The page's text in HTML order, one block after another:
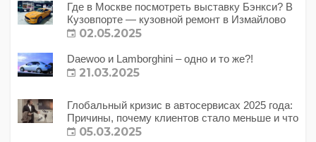
Где в Москве посмотреть выставку Бэнкси? В
Кузовпорте — кузовной ремонт в Измайлово
02.05.2025
Daewoo и Lamborghini – одно и то же?!
21.03.2025
Глобальный кризис в автосервисах 2025 года:
Причины, почему клиентов стало меньше и что
с этим делать?
05.03.2025